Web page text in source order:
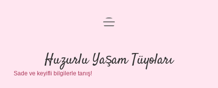
Anasayfa
Gizlilik Politikası
Yasal Uyarı
menüyü
Huzurlu Yaşam Tüyoları
Sade ve keyifli bilgilerle tanış!